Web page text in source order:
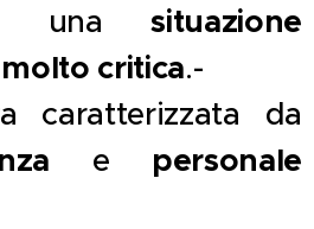
unasituazione
critica.-
caratterizzata da
e personale